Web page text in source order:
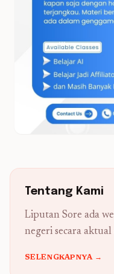
Tentang Kami
Liputan Sore ada
negeri secara
SELENGKAPNYA →